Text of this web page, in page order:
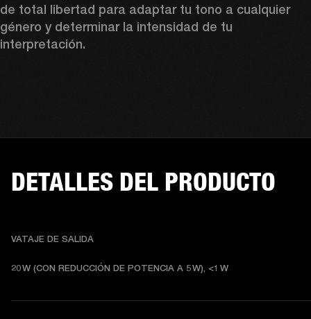
de total libertad para adaptar tu tono a cualquier
género y determinar la intensidad de tu
interpretación.
DETALLES DEL PRODUCTO
VATAJE DE SALIDA
20 W (CON REDUCCIÓN DE POTENCIA A 5 W), <1 W